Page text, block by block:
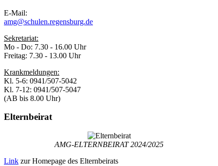
E-Mail:
amg@schulen.regensburg.de
Sekretariat:
Mo - Do: 7.30 - 16.00 Uhr
Freitag: 7.30 - 13.00 Uhr
Krankmeldungen:
Kl. 5-6: 0941/507-5042
Kl. 7-12: 0941/507-5047
(AB bis 8.00 Uhr)
Elternbeirat
AMG-ELTERNBEIRAT 2024/2025
Link zur Homepage des Elternbeirats